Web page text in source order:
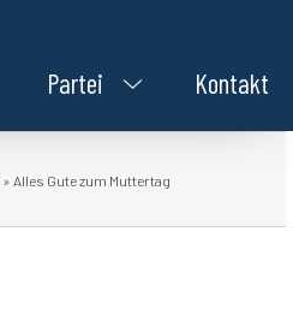
Partei Kontakt
» Alles Gute zum Muttertag